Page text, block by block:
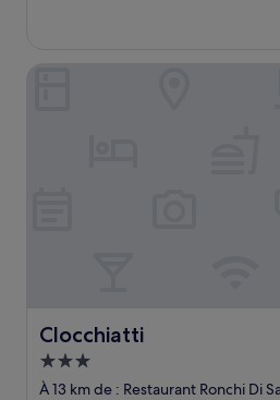
Clocchiatti
Clocchiatti
Hébergement
3.0 étoiles
À 13 km de : Restaurant Ronchi Di